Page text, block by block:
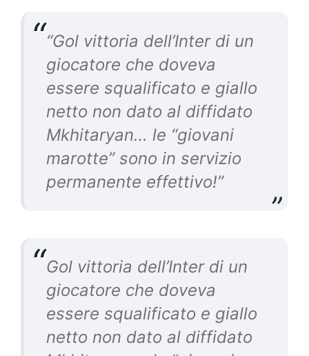
“Gol vittoria dell’Inter di un
giocatore che doveva
essere squalificato e giallo
netto non dato al diffidato
Mkhitaryan… le “giovani
marotte” sono in servizio
permanente effettivo!”
Gol vittoria dell’Inter di un
giocatore che doveva
essere squalificato e giallo
netto non dato al diffidato